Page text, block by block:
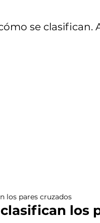
los pares cruzados
los
se clasifican.